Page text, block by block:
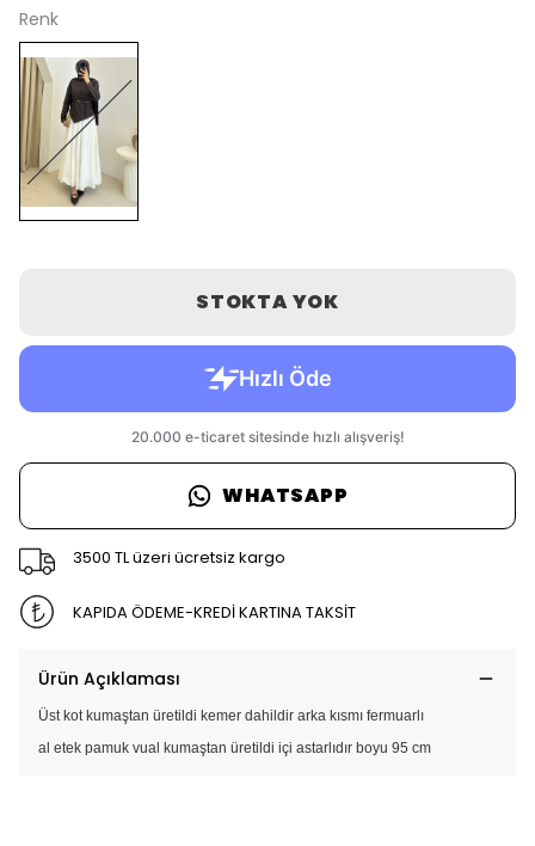
Renk
STOKTA YOK
WHATSAPP
3500 TL üzeri ücretsiz kargo
KAPIDA ÖDEME-KREDİ KARTINA TAKSİT
Ürün Açıklaması
Üst kot kumaştan üretildi kemer dahildir arka kısmı fermuarlı
al etek pamuk vual kumaştan üretildi içi astarlıdır boyu 95 cm